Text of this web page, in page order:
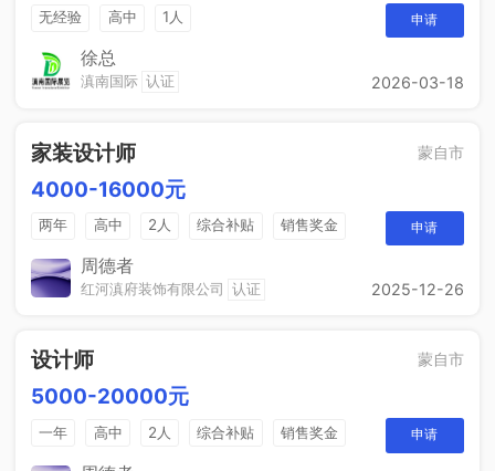
无经验 高中 1人 申请
徐总
滇南国际 认证 2026-03-18
家装设计师 蒙自市
4000-16000元
两年 高中 2人 综合补贴 销售奖金 申请
周德者
红河滇府装饰有限公司 认证 2025-12-26
设计师 蒙自市
5000-20000元
一年 高中 2人 综合补贴
销售奖金
年终奖金
奖励计划
申请